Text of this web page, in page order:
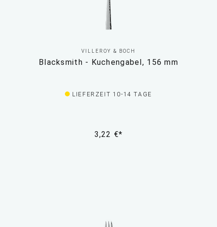
VILLEROY & BOCH
Blacksmith - Kuchengabel, 156 mm
LIEFERZEIT 10-14 TAGE
3,22 €*